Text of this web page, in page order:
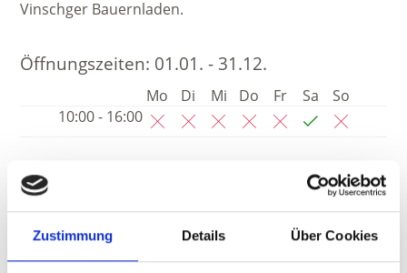
Zustimmung Details Über Cookies
Vinschger Bauernladen.
Öffnungszeiten: 01.01. - 31.12.
Mo Di Mi Do Fr Sa
So
10:00 - 16:00
So